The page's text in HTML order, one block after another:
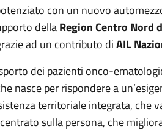
con un nuovo
dellaRegion Centro Nord
ad un contributo diAIL
dei pazienti onco-
nasce per rispondere a
territoriale integrata, che
sulla persona, che